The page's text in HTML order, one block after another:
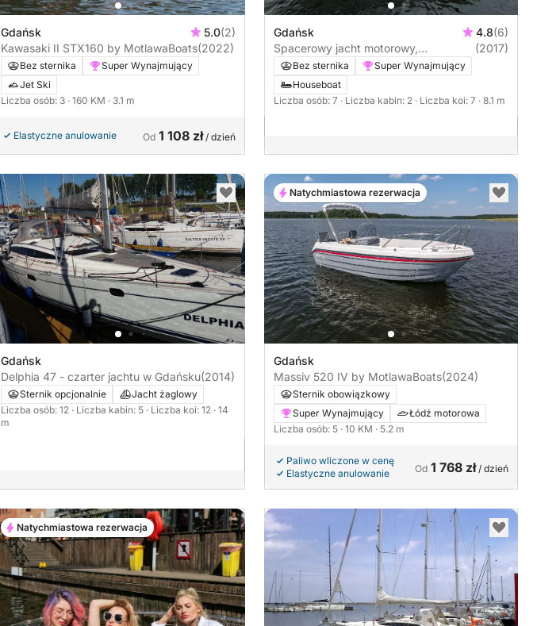
Gdańsk 5.0(2)
Kawasaki II STX160 by MotlawaBoats(2022)
Bez sternika
Super Wynajmujący
Jet Ski
Liczba osób: 3 · 160 KM · 3.1 m
Elastyczne anulowanie Od 1 108 zł/ dzień
Gdańsk 4.8(6)
Spacerowy jacht motorowy,
houseboat, na Pętlę Żuławską, Zalew
Wiślany i Jeziorak
(2017)
Bez sternika
Super Wynajmujący
Houseboat
Liczba osób: 7 · Liczba kabin: 2 · Liczba koi: 7 · 8.1 m
Gdańsk
Delphia 47 - czarter jachtu w Gdańsku(2014)
Sternik opcjonalnie
Jacht żaglowy
Liczba osób: 12 · Liczba kabin: 5 · Liczba koi: 12 · 14
m
Gdańsk
Massiv 520 IV by MotlawaBoats(2024)
Sternik obowiązkowy
Super Wynajmujący
Łódź motorowa
Liczba osób: 5 · 10 KM · 5.2 m
Paliwo wliczone w cenę
Elastyczne anulowanie
Od 1 768 zł/ dzień
Natychmiastowa rezerwacja
Natychmiastowa rezerwacja